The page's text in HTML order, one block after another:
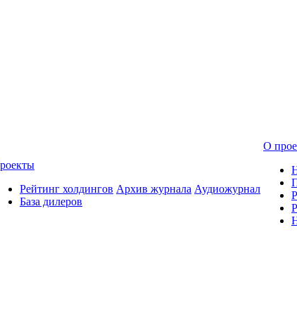
Рейтинг холдингов
База дилеров
Архив журнала Аудиожурнал
О